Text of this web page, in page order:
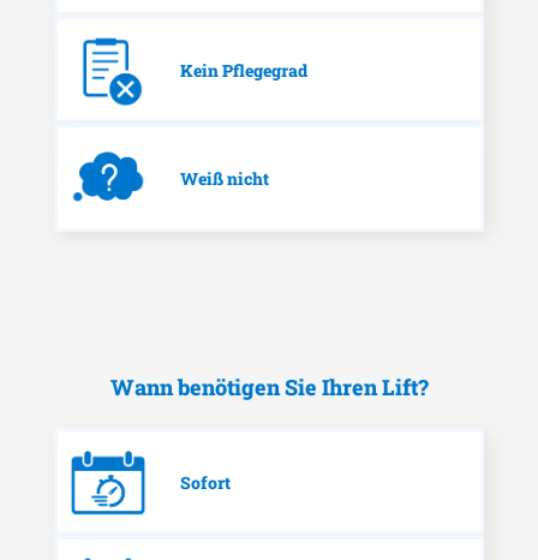
Kein Pflegegrad
Weiß nicht
Wann benötigen Sie Ihren Lift?
Sofort